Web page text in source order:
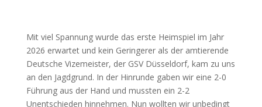
Mit viel Spannung wurde das erste Heimspiel im Jahr
2026 erwartet und kein Geringerer als der amtierende
Deutsche Vizemeister, der GSV Düsseldorf, kam zu uns
an den Jagdgrund. In der Hinrunde gaben wir eine 2-0
Führung aus der Hand und mussten ein 2-2
Unentschieden hinnehmen. Nun wollten wir unbedingt